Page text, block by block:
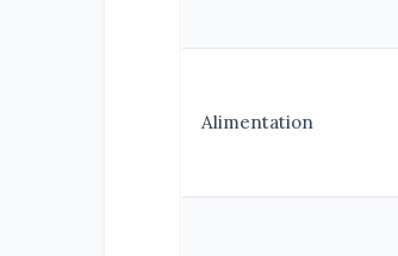
Alimentation